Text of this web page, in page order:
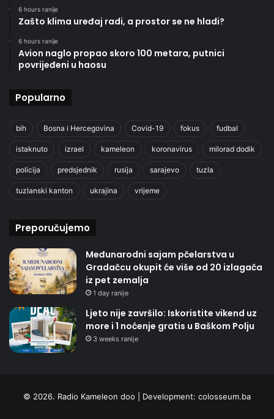
6 hours ranije
Zašto klima uređaj radi, a prostor se ne hladi?
6 hours ranije
Avion naglo propao skoro 100 metara, putnici
povrijeđeni u haosu
Popularno
bih Bosna i Hercegovina Covid-19 fokus fudbal
istaknuto izrael kameleon koronavirus milorad dodik
policija predsjednik rusija sarajevo tuzla
tuzlanski kanton ukrajina vrijeme
Preporučujemo
Međunarodni sajam pčelarstva u
Gradačcu okupit će više od 20 izlagača
iz pet zemalja
1 day ranije
Ljeto nije završilo: Iskoristite vikend uz
more i 1 noćenje gratis u Baškom Polju
3 weeks ranije
© 2026. Radio Kameleon doo | Development: colosseum.ba